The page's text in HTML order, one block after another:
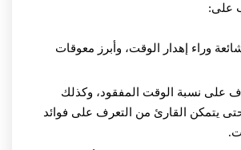
على:
وراء إهدار الوقت، وأبرز معوقات
على نسبة الوقت المفقود، وكذلك
يتمكن القارئ من التعرف على فوائد